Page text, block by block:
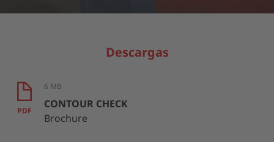
Descargas
PDF
6 MB
CONTOUR CHECK
Brochure